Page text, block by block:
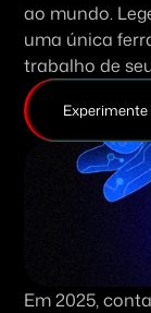
ao mundo.
uma única
trabalho de
Em 2025,